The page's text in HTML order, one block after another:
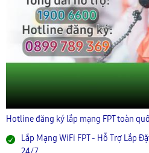
Hotline đăng ký lắp mạng FPT toàn
Lắp Mạng WiFi FPT - Hỗ Trợ Lắp